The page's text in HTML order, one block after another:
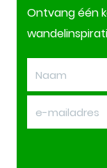
Ontvang één